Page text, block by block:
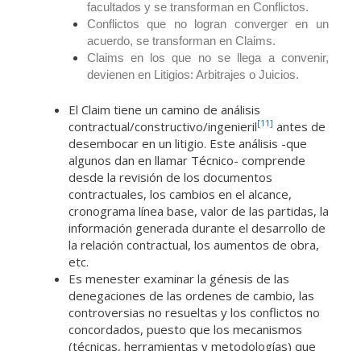
facultados y se transforman en Conflictos.
Conflictos que no logran converger en un
acuerdo, se transforman en Claims.
Claims en los que no se llega a convenir,
devienen en Litigios: Arbitrajes o Juicios.
El Claim tiene un camino de análisis
contractual/constructivo/ingenieril[11] antes de
desembocar en un litigio. Este análisis -que
algunos dan en llamar Técnico- comprende
desde la revisión de los documentos
contractuales, los cambios en el alcance,
cronograma línea base, valor de las partidas, la
información generada durante el desarrollo de
la relación contractual, los aumentos de obra,
etc.
Es menester examinar la génesis de las
denegaciones de las ordenes de cambio, las
controversias no resueltas y los conflictos no
concordados, puesto que los mecanismos
(técnicas, herramientas y metodologías) que